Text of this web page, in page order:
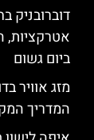
דוברובניק
ביום גשום
מזג אוויר
המדריך